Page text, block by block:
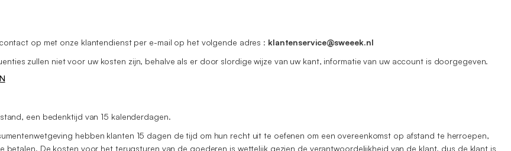
op met onze klantendienst per e-mail op het volgende adres : klantenservice@sweeek.nl
zullen niet voor uw kosten zijn, behalve als er door slordige wijze van uw kant, informatie van uw account is doorgegeven.
een bedenktijd van 15 kalenderdagen.
hebben klanten 15 dagen de tijd om hun recht uit te oefenen om een overeenkomst op afstand te herroepen,
De kosten voor het terugsturen van de goederen is wettelijk gezien de verantwoordelijkheid van de klant, dus de klant is